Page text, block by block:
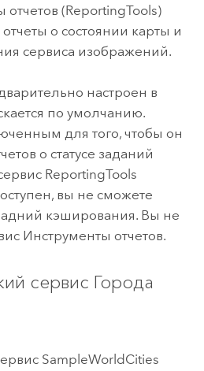
(ReportingTools)
отчеты о состоянии карты и
сервиса изображений.
настроен в
по умолчанию.
для того, чтобы он
о статусе заданий
ReportingTools
вы не сможете
кэширования. Вы не
Инструменты отчетов.
сервис Города
SampleWorldCities